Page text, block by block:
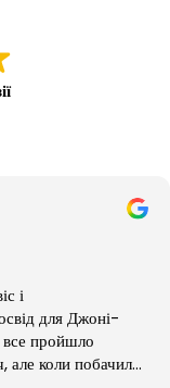
і
для Джоні-
все пройшло
але коли побачила